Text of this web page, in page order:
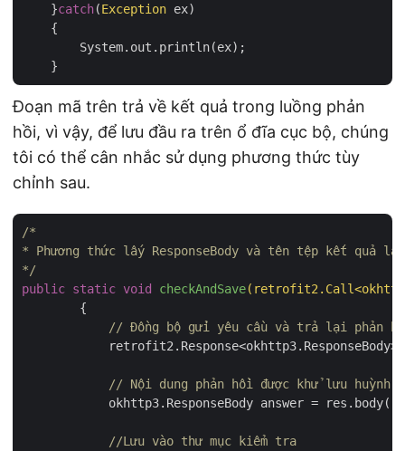
    }
catch(Exception ex)
    {
        System.out.println(ex);
Đoạn mã trên trả về kết quả trong luồng phản
hồi, vì vậy, để lưu đầu ra trên ổ đĩa cục bộ, chúng
tôi có thể cân nhắc sử dụng phương thức tùy
chỉnh sau.
/*
* Phương thức lấy ResponseBody và tên tệp kết quả
*/
public static void checkAndSave
{
// Đồng bộ gửi yêu cầu và trả lại phản
// Nội dung phản hồi được khử lưu huỳnh
//Lưu vào thư mục kiểm tra